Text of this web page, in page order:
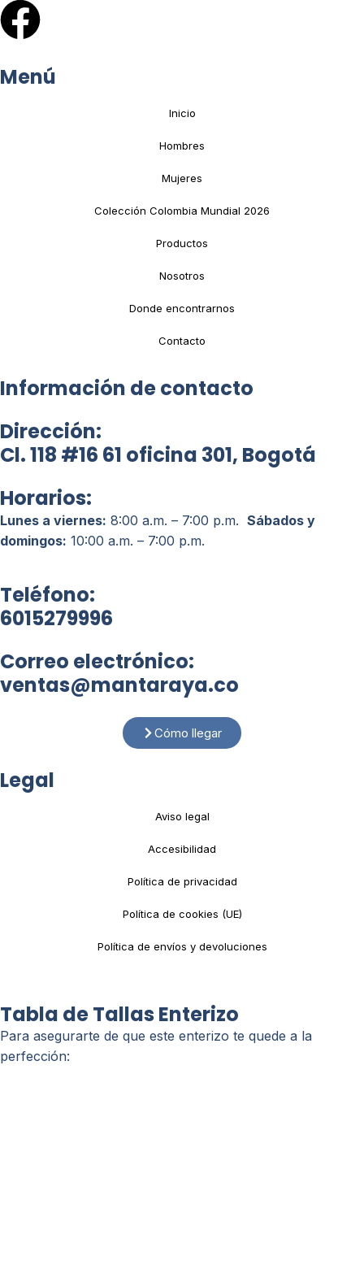
Menú
Inicio
Hombres
Mujeres
Colección Colombia Mundial 2026
Productos
Nosotros
Donde encontrarnos
Contacto
Información de contacto
Dirección:
Cl. 118 #16 61 oficina 301, Bogotá
Horarios:
Lunes a viernes: 8:00 a.m. – 7:00 p.m. Sábados y
domingos: 10:00 a.m. – 7:00 p.m.
Teléfono:
6015279996
Correo electrónico:
ventas@mantaraya.co
Cómo llegar
Legal
Aviso legal
Accesibilidad
Política de privacidad
Política de cookies (UE)
Política de envíos y devoluciones
Tabla de Tallas Enterizo
Para asegurarte de que este enterizo te quede a la
perfección: